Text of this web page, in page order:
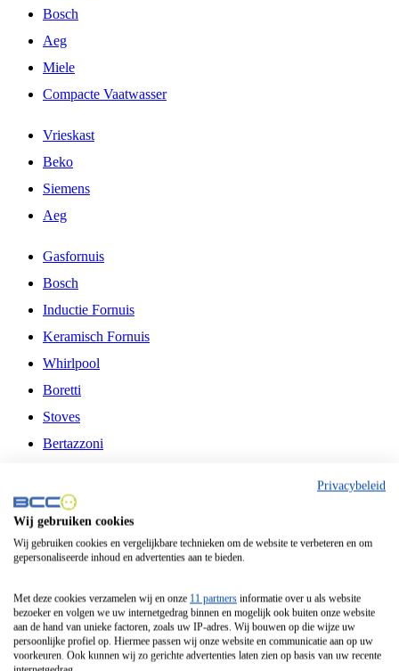
Bosch
Aeg
Miele
Compacte Vaatwasser
Vrieskast
Beko
Siemens
Aeg
Gasfornuis
Bosch
Inductie Fornuis
Keramisch Fornuis
Whirlpool
Boretti
Stoves
Bertazzoni
Fitelli
Airfryer
Frituurpan
Contactgrill
Broodbakmachine
Broodrooster
Privacybeleid
Wij gebruiken cookies
Wij gebruiken cookies en vergelijkbare technieken om de website te verbeteren en om
gepersonaliseerde inhoud en advertenties aan te bieden.
Met deze cookies verzamelen wij en onze 11 partners informatie over u als website
bezoeker en volgen we uw internetgedrag binnen en mogelijk ook buiten onze website
aan de hand van unieke factoren, zoals uw IP-adres. Wij bouwen op die wijze uw
persoonlijke profiel op. Hiermee passen wij onze website en communicatie aan op uw
voorkeuren. Ook kunnen wij zo gerichte advertenties laten zien op basis van uw recente